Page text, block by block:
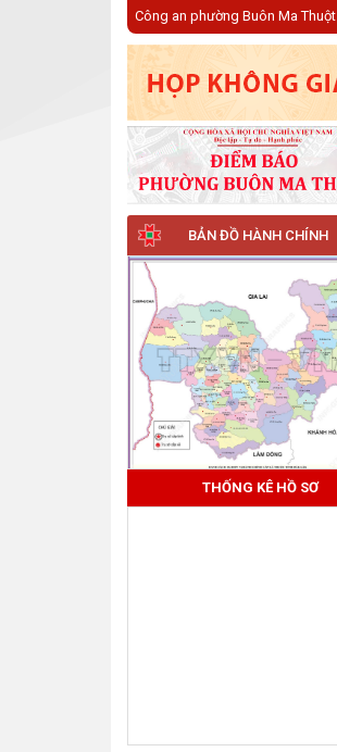
Công an phường Buôn Ma Thuột
BẢN ĐỒ HÀNH CHÍNH
THỐNG KÊ HỒ SƠ